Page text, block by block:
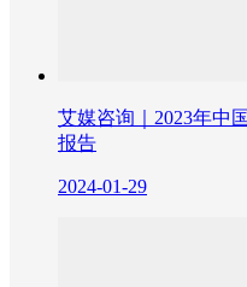
艾媒咨询｜2023年中
报告
2024-01-29